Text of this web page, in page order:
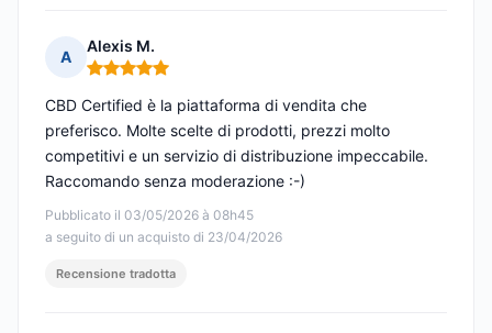
A
Alexis M.
Nota: 5 su 5
Pubblicato il 03/05/2026 à 08h45
a seguito di un acquisto di 23/04/2026
CBD Certified è la piattaforma di vendita che
preferisco. Molte scelte di prodotti, prezzi molto
competitivi e un servizio di distribuzione impeccabile.
Raccomando senza moderazione :-)
Recensione tradotta